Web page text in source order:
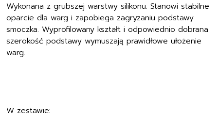
Wykonana z grubszej warstwy silikonu. Stanowi stabilne
oparcie dla warg i zapobiega zagryzaniu podstawy
smoczka. Wyprofilowany kształt i odpowiednio dobrana
szerokość podstawy wymuszają prawidłowe ułożenie
warg.
W zestawie: